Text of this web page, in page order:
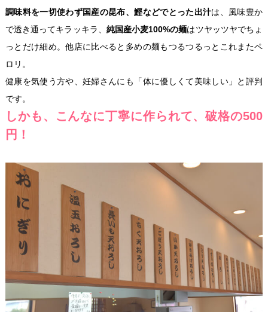
調味料を一切使わず国産の昆布、鰹などでとった出汁は、風味豊か
で透き通ってキラッキラ、 純国産小麦100%の麺はツヤッツヤでちょ
っとだけ細め。他店に比べると多めの麺もつるつるっとこれまたペ
ロリ。
健康を気使う方や、妊婦さんにも「体に優しくて美味しい」と評判
です。
しかも、こんなに丁寧に作られて、破格の500
円！